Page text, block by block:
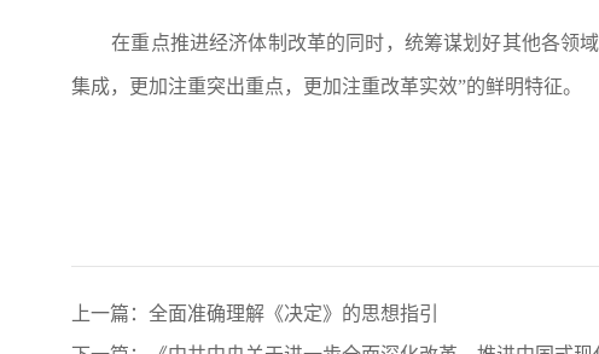
在重点推进经济体制改革的同时，统筹谋划好其他各领
集成，更加注重突出重点，更加注重改革实效”的鲜明特征。
上一篇：全面准确理解《决定》的思想指引